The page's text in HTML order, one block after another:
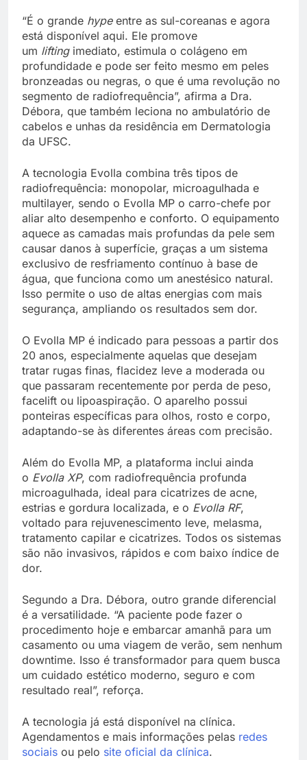
“É o grande hypeentre as sul-coreanas e agora
está disponível aqui. Ele promove
um liftingimediato, estimula o colágeno em
profundidade e pode ser feito mesmo em peles
bronzeadas ou negras, o que é uma revolução no
segmento de radiofrequência”, afirma a Dra.
Débora, que também leciona no ambulatório de
cabelos e unhas da residência em Dermatologia
da UFSC.
A tecnologia Evolla combina três tipos de
radiofrequência: monopolar, microagulhada e
multilayer, sendo o Evolla MP o carro-chefe por
aliar alto desempenho e conforto. O equipamento
aquece as camadas mais profundas da pele sem
causar danos à superfície, graças a um sistema
exclusivo de resfriamento contínuo à base de
água, que funciona como um anestésico natural.
Isso permite o uso de altas energias com mais
segurança, ampliando os resultados sem dor.
O Evolla MP é indicado para pessoas a partir dos
20 anos, especialmente aquelas que desejam
tratar rugas finas, flacidez leve a moderada ou
que passaram recentemente por perda de peso,
facelift ou lipoaspiração. O aparelho possui
ponteiras específicas para olhos, rosto e corpo,
adaptando-se às diferentes áreas com precisão.
Além do Evolla MP, a plataforma inclui ainda
o Evolla XP, com radiofrequência profunda
microagulhada, ideal para cicatrizes de acne,
estrias e gordura localizada, e o Evolla RF,
voltado para rejuvenescimento leve, melasma,
tratamento capilar e cicatrizes. Todos os sistemas
são não invasivos, rápidos e com baixo índice de
dor.
Segundo a Dra. Débora, outro grande diferencial
é a versatilidade. “A paciente pode fazer o
procedimento hoje e embarcar amanhã para um
casamento ou uma viagem de verão, sem nenhum
downtime. Isso é transformador para quem busca
um cuidado estético moderno, seguro e com
resultado real”, reforça.
A tecnologia já está disponível na clínica.
Agendamentos e mais informações pelas redes
sociais ou pelo site oficial da clínica.